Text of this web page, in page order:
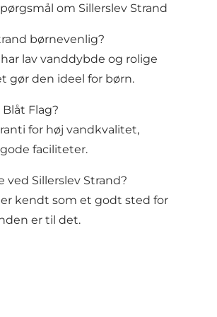
om Sillerslev Strand
børnevenlig?
lav vanddybde og rolige
gør den ideel for børn.
Flag?
for høj vandkvalitet,
faciliteter.
ved Sillerslev Strand?
er kendt som et godt sted for
er til det.